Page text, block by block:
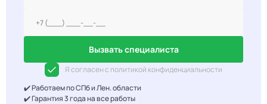
Вызвать специалиста
Я согласен с политикой конфиденциальности
✔️ Работаем по СПб и Лен. области
✔️ Гарантия 3 года на все работы